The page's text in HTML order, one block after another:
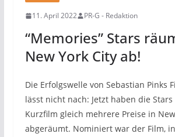
11. April 2022 PR-G - Redaktion
“Memories” Stars
New York City ab!
Die Erfolgswelle von Sebastian Pinks
lässt nicht nach: Jetzt haben die Stars
Kurzfilm gleich mehrere Preise in
abgeräumt. Nominiert war der Film,